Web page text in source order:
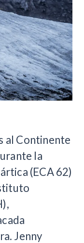
al Continente
la
(ECA 62)
Jenny